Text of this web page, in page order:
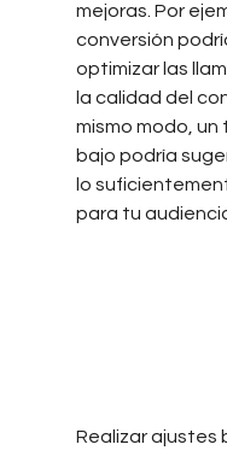
mejoras. Por
conversión
optimizar las
la calidad del
mismo modo,
bajo podría
lo
para tu
Realizar ajustes